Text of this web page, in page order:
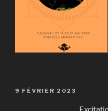
PUBLIÉ
9 FÉVRIER 2023